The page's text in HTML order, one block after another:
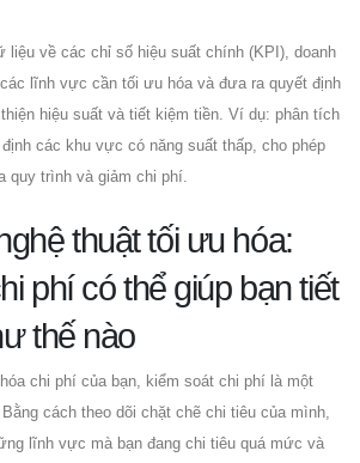
liệu về các chỉ số hiệu suất chính (KPI), doanh
lĩnh vực cần tối ưu hóa và đưa ra quyết định
hiệu suất và tiết kiệm tiền. Ví dụ: phân tích
các khu vực có năng suất thấp, cho phép
quy trình và giảm chi phí.
thuật tối ưu hóa:
phí có thể giúp bạn tiết
thế nào
chi phí của bạn, kiểm soát chi phí là một
cách theo dõi chặt chẽ chi tiêu của mình,
lĩnh vực mà bạn đang chi tiêu quá mức và